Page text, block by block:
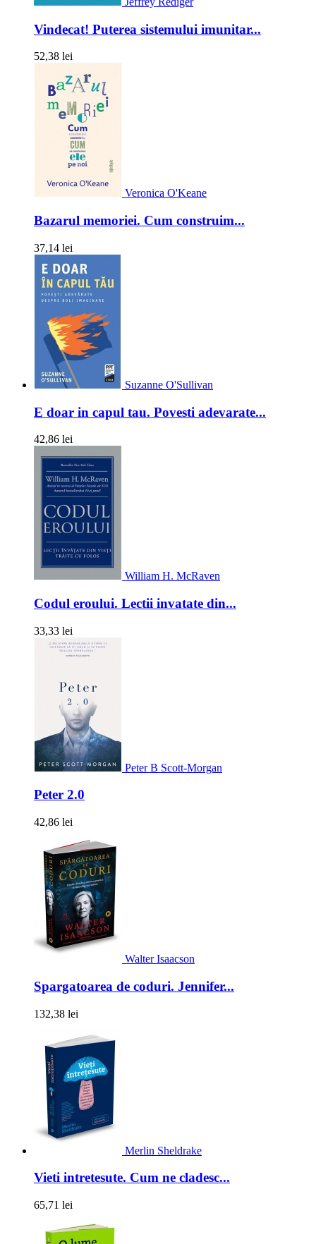
Vindecat! Puterea sistemului imunitar...
52,38 lei
Veronica O'Keane
Bazarul memoriei. Cum construim...
37,14 lei
Suzanne O'Sullivan
E doar in capul tau. Povesti adevarate...
42,86 lei
William H. McRaven
Codul eroului. Lectii invatate din...
33,33 lei
Peter B Scott-Morgan
Peter 2.0
42,86 lei
Walter Isaacson
Spargatoarea de coduri. Jennifer...
132,38 lei
Merlin Sheldrake
Vieti intretesute. Cum ne cladesc...
65,71 lei